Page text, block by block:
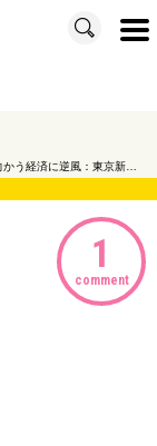
t
o
t
i
1
comment